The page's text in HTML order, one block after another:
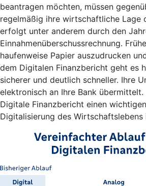
beantragen möchten, müssen
regelmäßig ihre wirtschaftliche Lage
erfolgt unter anderem durch den
Einnahmenüberschussrechnung.
haufenweise Papier auszudrucken
dem Digitalen Finanzbericht geht es
sicherer und deutlich schneller. Ihre
elektronisch an Ihre Bank
Digitale Finanzbericht einen
Digitalisierung des Wirtschaftslebens